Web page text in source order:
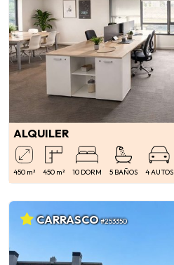
ALQUILER
450 m² 450 m² 10 DORM 5 BAÑOS 4 AUTOS
CARRASCO#253350